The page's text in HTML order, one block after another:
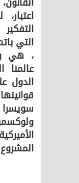
التي
، هي
الدول